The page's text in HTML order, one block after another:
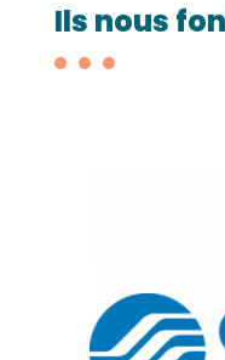
Ils nous